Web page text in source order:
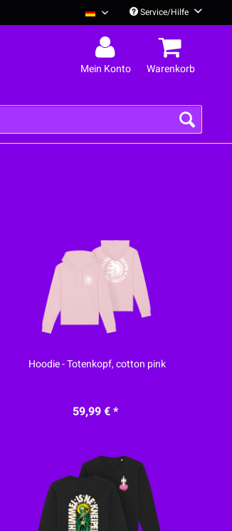
Deine Cousine Deutsch
Service/Hilfe
Mein Konto Warenkorb
Hoodie - Totenkopf, cotton pink
59,99 € *